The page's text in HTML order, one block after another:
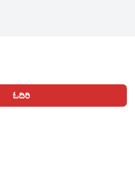
ಓದಿರಿ
ಬರೆಯಿರಿ ಲೇಖನಗಳು ಸೈನ್ ಇನ್ ಆಗಿ